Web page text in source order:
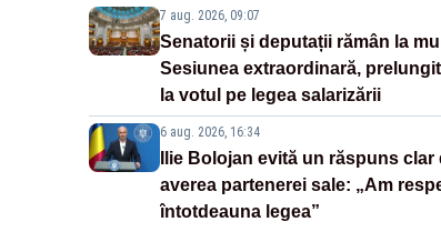
7 aug. 2026, 09:07
Senatorii și deputații rămân la
Sesiunea extraordinară,
la votul pe legea salarizării
6 aug. 2026, 16:34
Ilie Bolojan evită un răspuns clar
averea partenerei sale: „Am
întotdeauna legea”